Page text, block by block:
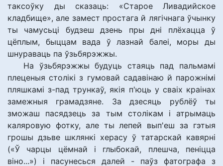
таксоўку ды сказаць: «Старое Ливадийское
кладбище», але замест простага й лягічнага ўчынку
ты чамусьці будзеш дзень пры дні плёхацца ў
цёплым, быццам вада ў лазнай балеі, моры ды
шнураваць па ўзьбярэжжы.
На ўзьбярэжжы будуць стаяць пад пальмамі
плеценыя столікі з гумовай садавінаю й парожнімі
пляшкамі з-пад трункаў, якія п'юць у сваіх краінах
замежныя грамадзяне. За дзесяць рублёў ты
зможаш пасядзець за тым столікам і атрымаць
каляровую фотку, але ты лепей вып'еш за гэтыя
грошы дзьве шклянкі херасу ў татарскай кавярні
(«Ў чарцы цёмнай і глыбокай, плешча, пеніцца
віно...») і пасунесься далей - паўз фатографа з